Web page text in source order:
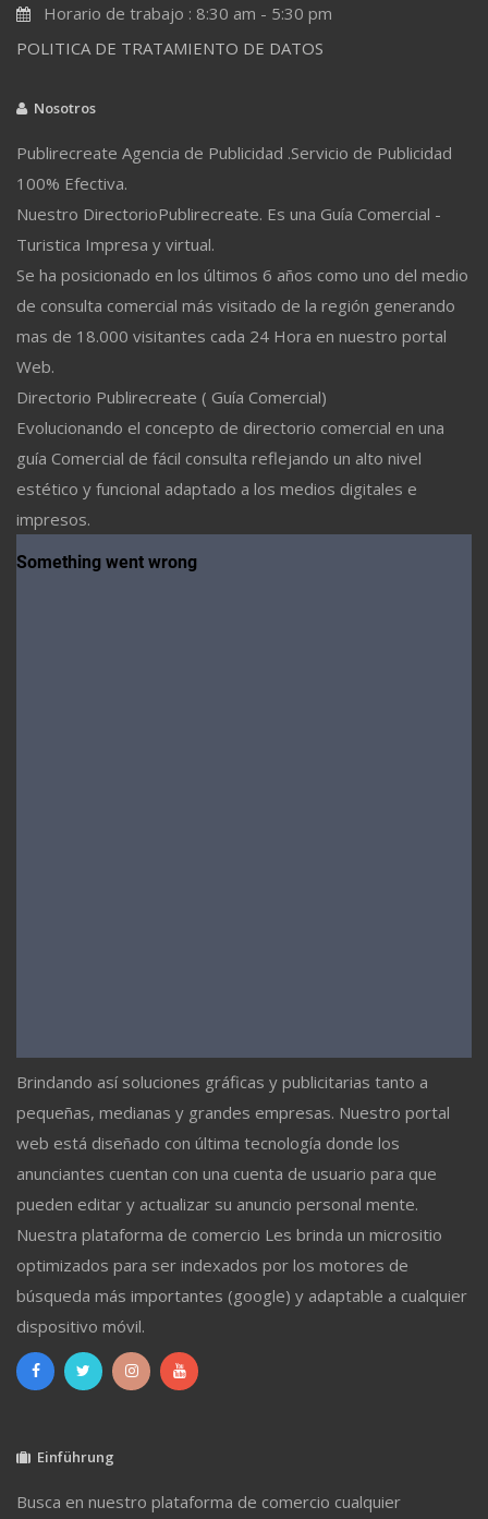
Horario de trabajo : 8:30 am - 5:30 pm
POLITICA DE TRATAMIENTO DE DATOS
Nosotros
Publirecreate Agencia de Publicidad .Servicio de Publicidad
100% Efectiva.
Nuestro DirectorioPublirecreate. Es una Guía Comercial -
Turistica Impresa y virtual.
Se ha posicionado en los últimos 6 años como uno del medio
de consulta comercial más visitado de la región generando
mas de 18.000 visitantes cada 24 Hora en nuestro portal
Web.
Directorio Publirecreate ( Guía Comercial)
Evolucionando el concepto de directorio comercial en una
guía Comercial de fácil consulta reflejando un alto nivel
estético y funcional adaptado a los medios digitales e
impresos.
Brindando así soluciones gráficas y publicitarias tanto a
pequeñas, medianas y grandes empresas. Nuestro portal
web está diseñado con última tecnología donde los
anunciantes cuentan con una cuenta de usuario para que
pueden editar y actualizar su anuncio personal mente.
Nuestra plataforma de comercio Les brinda un micrositio
optimizados para ser indexados por los motores de
búsqueda más importantes (google) y adaptable a cualquier
dispositivo móvil.
Einführung
Busca en nuestro plataforma de comercio cualquier